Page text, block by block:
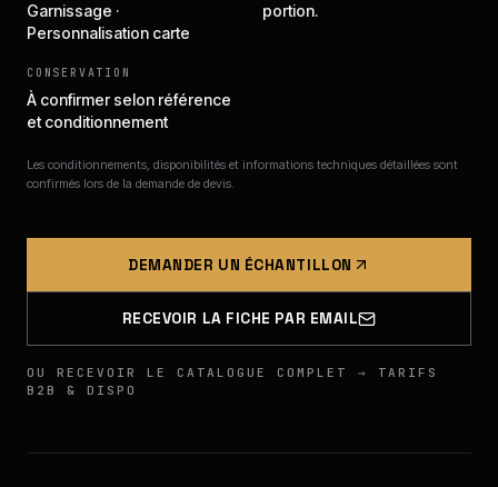
Garnissage ·
Personnalisation carte
portion.
CONSERVATION
À confirmer selon référence
et conditionnement
Les conditionnements, disponibilités et informations techniques détaillées sont
confirmés lors de la demande de devis.
DEMANDER UN ÉCHANTILLON
RECEVOIR LA FICHE PAR EMAIL
OU RECEVOIR LE CATALOGUE COMPLET → TARIFS
B2B & DISPO